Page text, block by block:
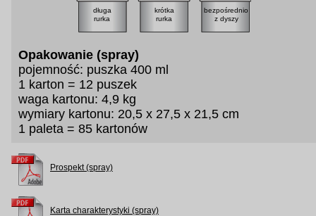
długa
rurka
krótka
rurka
bezpośrednio
z dyszy
Opakowanie (spray)
pojemność: puszka 400 ml
1 karton = 12 puszek
waga kartonu: 4,9 kg
wymiary kartonu: 20,5 x 27,5 x 21,5 cm
1 paleta = 85 kartonów
Prospekt (spray)
Karta charakterystyki (spray)